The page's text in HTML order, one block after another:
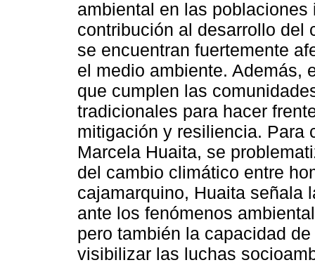
ambiental en las
contribución al desarrollo del
se encuentran fuertemente
el medio ambiente. Además,
que cumplen las
tradicionales para hacer
mitigación y resiliencia. Para
Marcela Huaita, se
del cambio climático entre
cajamarquino, Huaita señala
ante los fenómenos
pero también la capacidad
visibilizar las luchas